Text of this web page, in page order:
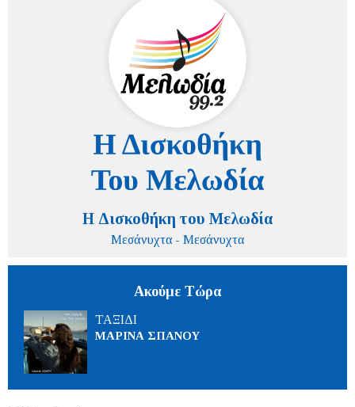
Η Δισκοθήκη του Μελωδία
Μεσάνυχτα - Μεσάνυχτα
Ακούμε Τώρα
ΤΑΞΙΔΙ
ΜΑΡΙΝΑ ΣΠΑΝΟΥ